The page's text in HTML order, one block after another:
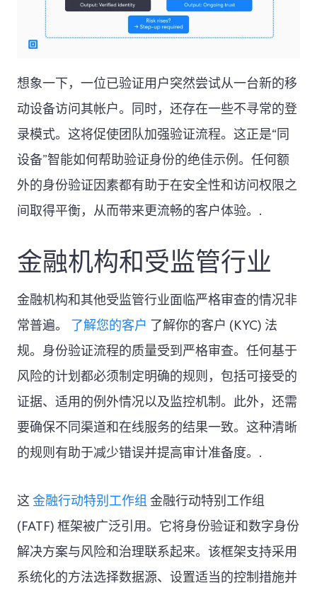
想象一下，一位已验证用户突然尝试从一台新的移
动设备访问其帐户。同时，还存在一些不寻常的登
录模式。这将促使团队加强验证流程。这正是“同
设备”智能如何帮助验证身份的绝佳示例。任何额
外的身份验证因素都有助于在安全性和访问权限之
间取得平衡，从而带来更流畅的客户体验。.
金融机构和受监管行业
金融机构和其他受监管行业面临严格审查的情况非
常普遍。
了解您的客户 了解你的客户 (KYC) 法
规。身份验证流程的质量受到严格审查。任何基于
风险的计划都必须制定明确的规则，包括可接受的
证据、适用的例外情况以及监控机制。此外，还需
要确保不同渠道和在线服务的结果一致。这种清晰
的规则有助于减少错误并提高审计准备度。.
这 金融行动特别工作组 金融行动特别工作组
(FATF) 框架被广泛引用。它将身份验证和数字身份
解决方案与风险和治理联系起来。该框架支持采用
系统化的方法选择数据源、设置适当的控制措施并